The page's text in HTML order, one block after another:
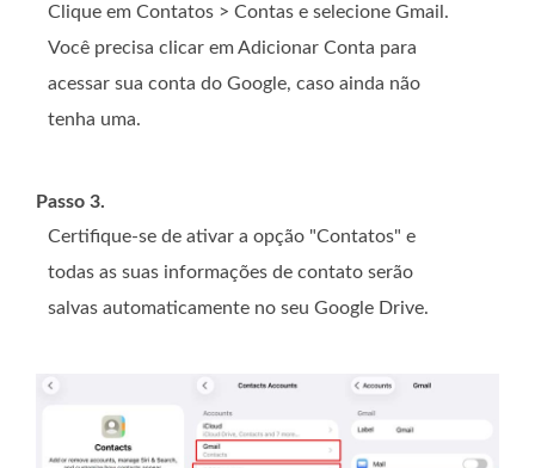
Clique em Contatos > Contas e selecione Gmail.
Você precisa clicar em Adicionar Conta para
acessar sua conta do Google, caso ainda não
tenha uma.
Passo 3.
Certifique-se de ativar a opção "Contatos" e
todas as suas informações de contato serão
salvas automaticamente no seu Google Drive.